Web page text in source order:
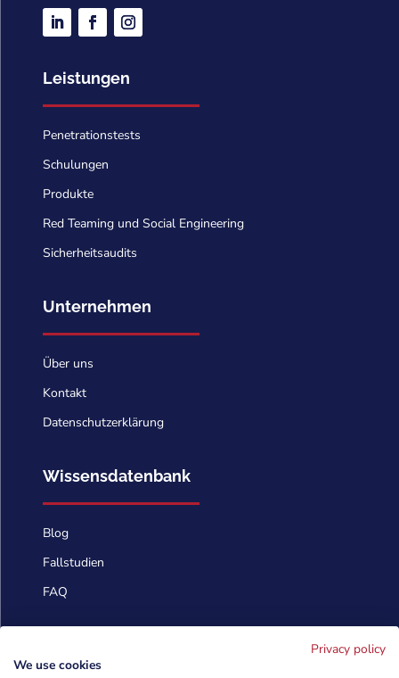
Leistungen
Penetrationstests
Schulungen
Produkte
Red Teaming und Social Engineering
Sicherheitsaudits
Unternehmen
Über uns
Kontakt
Datenschutzerklärung
Wissensdatenbank
Blog
Fallstudien
FAQ
Privacy policy
We use cookies